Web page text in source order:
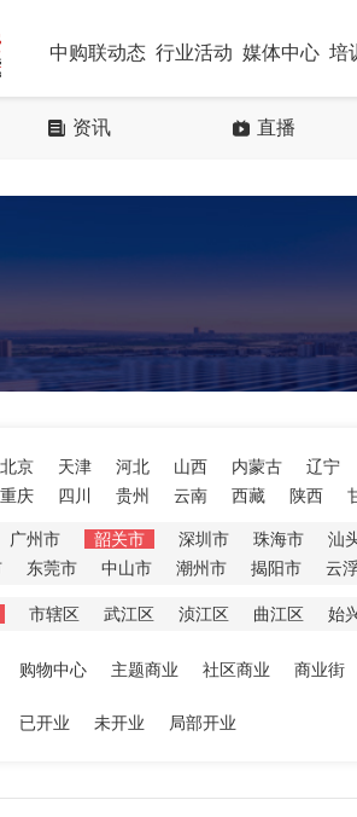
中购联动态 行业活动 媒体中心 培
资讯 直播
北京 天津 河北 山西 内蒙古
辽宁
重庆 四川 贵州 云南 西藏 陕西
广州市 韶关市 深圳市 珠海市
汕
东莞市 中山市 潮州市 揭阳市 云
市辖区 武江区 浈江区 曲江区 始
购物中心 主题商业 社区商业 商业街
已开业 未开业 局部开业